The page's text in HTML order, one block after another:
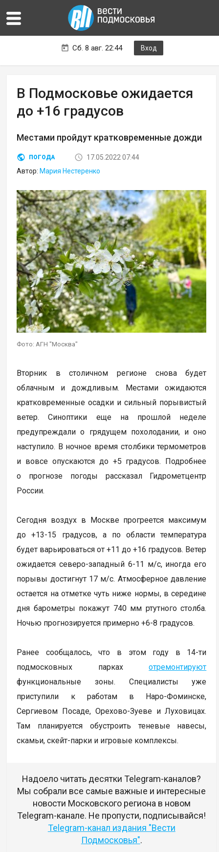
Сб. 8 авг. 22:44 Вход
В Подмосковье ожидается
до +16 градусов
Местами пройдут кратковременные дожди
ПОГОДА
17.05.2022 07:44
Автор: Мария Нестеренко
Фото: АГН "Москва"
Вторник в столичном регионе снова будет
облачным и дождливым. Местами ожидаются
кратковременные осадки и сильный порывистый
ветер. Синоптики еще на прошлой неделе
предупреждали о грядущем похолодании, и оно
наступило. В ночное время столбики термометров
и вовсе опускаются до +5 градусов. Подробнее
о прогнозе погоды рассказал Гидрометцентр
России.
Сегодня воздух в Москве прогреется максимум
до +13-15 градусов, а по области температура
будет варьироваться от +11 до +16 градусов. Ветер
ожидается северо-западный 6-11 м/с, иногда его
порывы достигнут 17 м/с. Атмосферное давление
остается на отметке чуть ниже нормы, в середине
дня барометры покажут 740 мм ртутного столба.
Ночью прогнозируется примерно +6-8 градусов.
Ранее сообщалось, что в этом году в 14-ти
подмосковных паркахотремонтируют
функциональные зоны. Специалисты уже
приступили к работам в Наро-Фоминске,
Сергиевом Посаде, Орехово-Зуеве и Луховицах.
Там планируется обустроить теневые навесы,
скамьи, скейт-парки и игровые комплексы.
Надоело читать десятки Telegram-каналов?
Мы собрали все самые важные и интересные
новости Московского региона в новом
Telegram-канале. Не пропусти, подписывайся!
Telegram-канал издания "Вести
Подмосковья".